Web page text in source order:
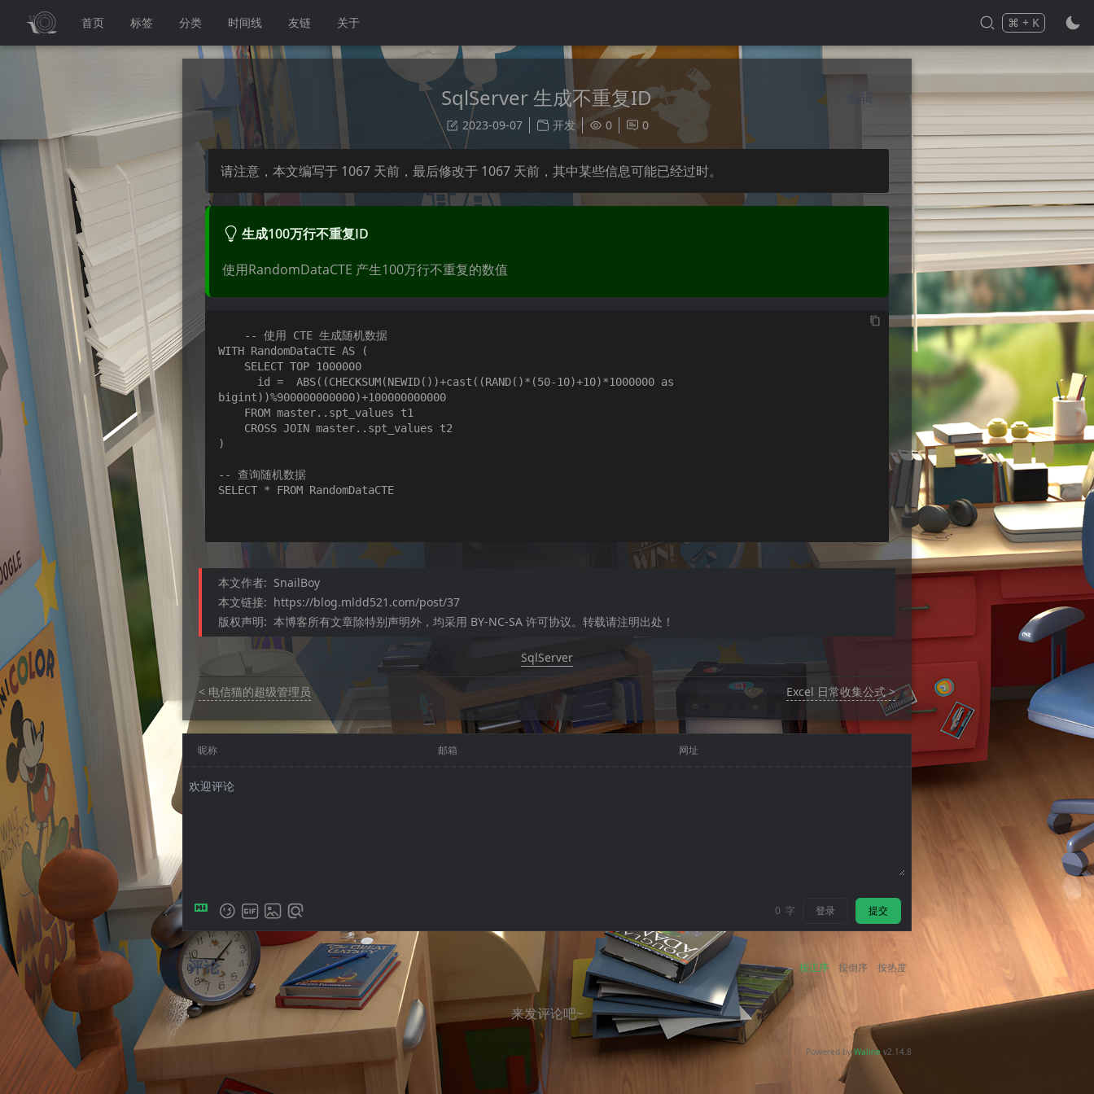
首页 标签 分类 时间线 友链 关于 Press
⌘ +
and K
to search
SqlServer 生成不重复ID 编辑
2023-09-07 开发 0 0
请注意，本文编写于 1067 天前，最后修改于 1067 天前，其中某些信息可能已经过时。
生成100万行不重复ID
使用RandomDataCTE 产生100万行不重复的数值
WITH RandomDataCTE AS (
bigint))%900000000000)+100000000000
)
-- 查询随机数据
SELECT * FROM RandomDataCTE
本文作者: SnailBoy
本文链接: https://blog.mldd521.com/post/37
版权声明: 本博客所有文章除特别声明外，均采用 BY-NC-SA 许可协议。转载请注明出处！
SqlServer
< 电信猫的超级管理员 Excel 日常收集公式 >
昵称 邮箱 网址
0 字 登录 提交
评论 按正序 按倒序 按热度
来发评论吧~
Powered byWaline v2.14.8